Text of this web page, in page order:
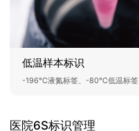
低温样本标识
-196℃液氮标签、-80℃低温标签
医院6S标识管理